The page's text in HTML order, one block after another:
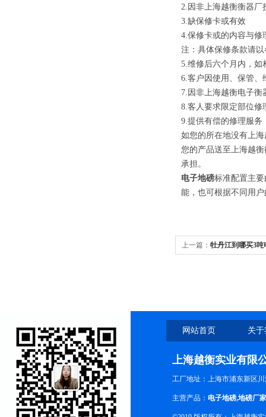
2. 因非上海越衡衡器
3.缺保修卡或有效
4.保修卡或的内容与
注：具体保修条款请
5.维修后六个月内，
6.客户因使用、保管
7. 因非上海越衡电子
8.客人要求限定部位修
9.提供有偿的修理服
如您的所在地没有上
您的产品送至上海越
承担。
电子地磅标准配置主
能，也可根据不同用
上一篇： 牡丹江到哪买3
网站首页 关
上海越衡实业有限
工厂地址：上海市浦东新区川
主营产品： 电子地磅,地磅厂家